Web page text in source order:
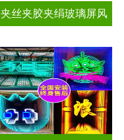
夹丝夹胶夹绢玻璃屏风